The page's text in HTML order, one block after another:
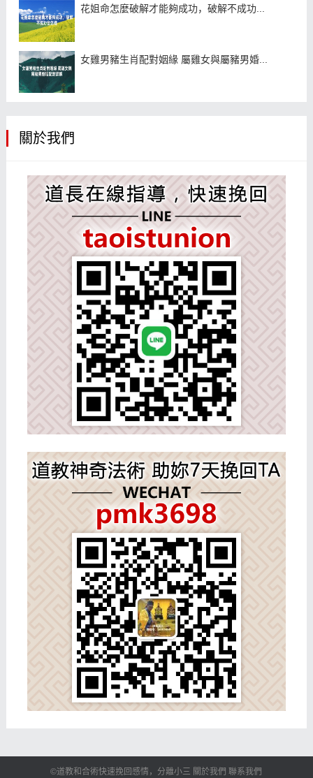
花姐命怎麼破解才能夠成功，破解不成功...
女雞男豬生肖配對姻緣 屬雞女與屬豬男婚...
關於我們
©道教和合術快速挽回感情，分離小三 關於我們 聯系我們